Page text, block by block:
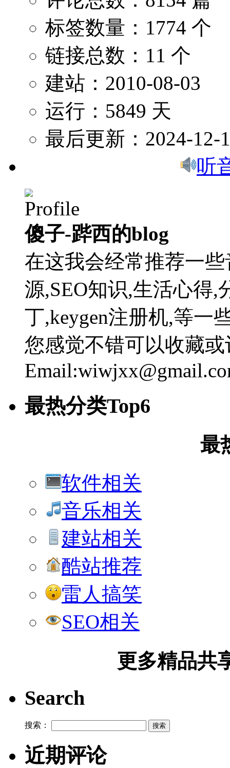
标签数量：1774 个
链接总数：11 个
建站：2010-08-03
运行：5849 天
最后更新：2024-12-
听
傻子-跸西的blog
在这我会经常推荐一
源,SEO知识,生活心得,
丁,keygen注册机,等一
您感觉不错可以收藏
最热分类Top6
最
软件相关
音乐相关
建站相关
酷站推荐
雷人搞笑
SEO相关
更多精品共
Search
搜索：
近期评论